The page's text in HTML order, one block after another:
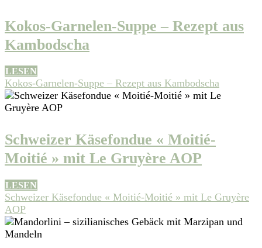
Kokos-Garnelen-Suppe – Rezept aus
Kambodscha
LESEN
Kokos-Garnelen-Suppe – Rezept aus Kambodscha
Schweizer Käsefondue « Moitié-
Moitié » mit Le Gruyère AOP
LESEN
Schweizer Käsefondue « Moitié-Moitié » mit Le Gruyère
AOP